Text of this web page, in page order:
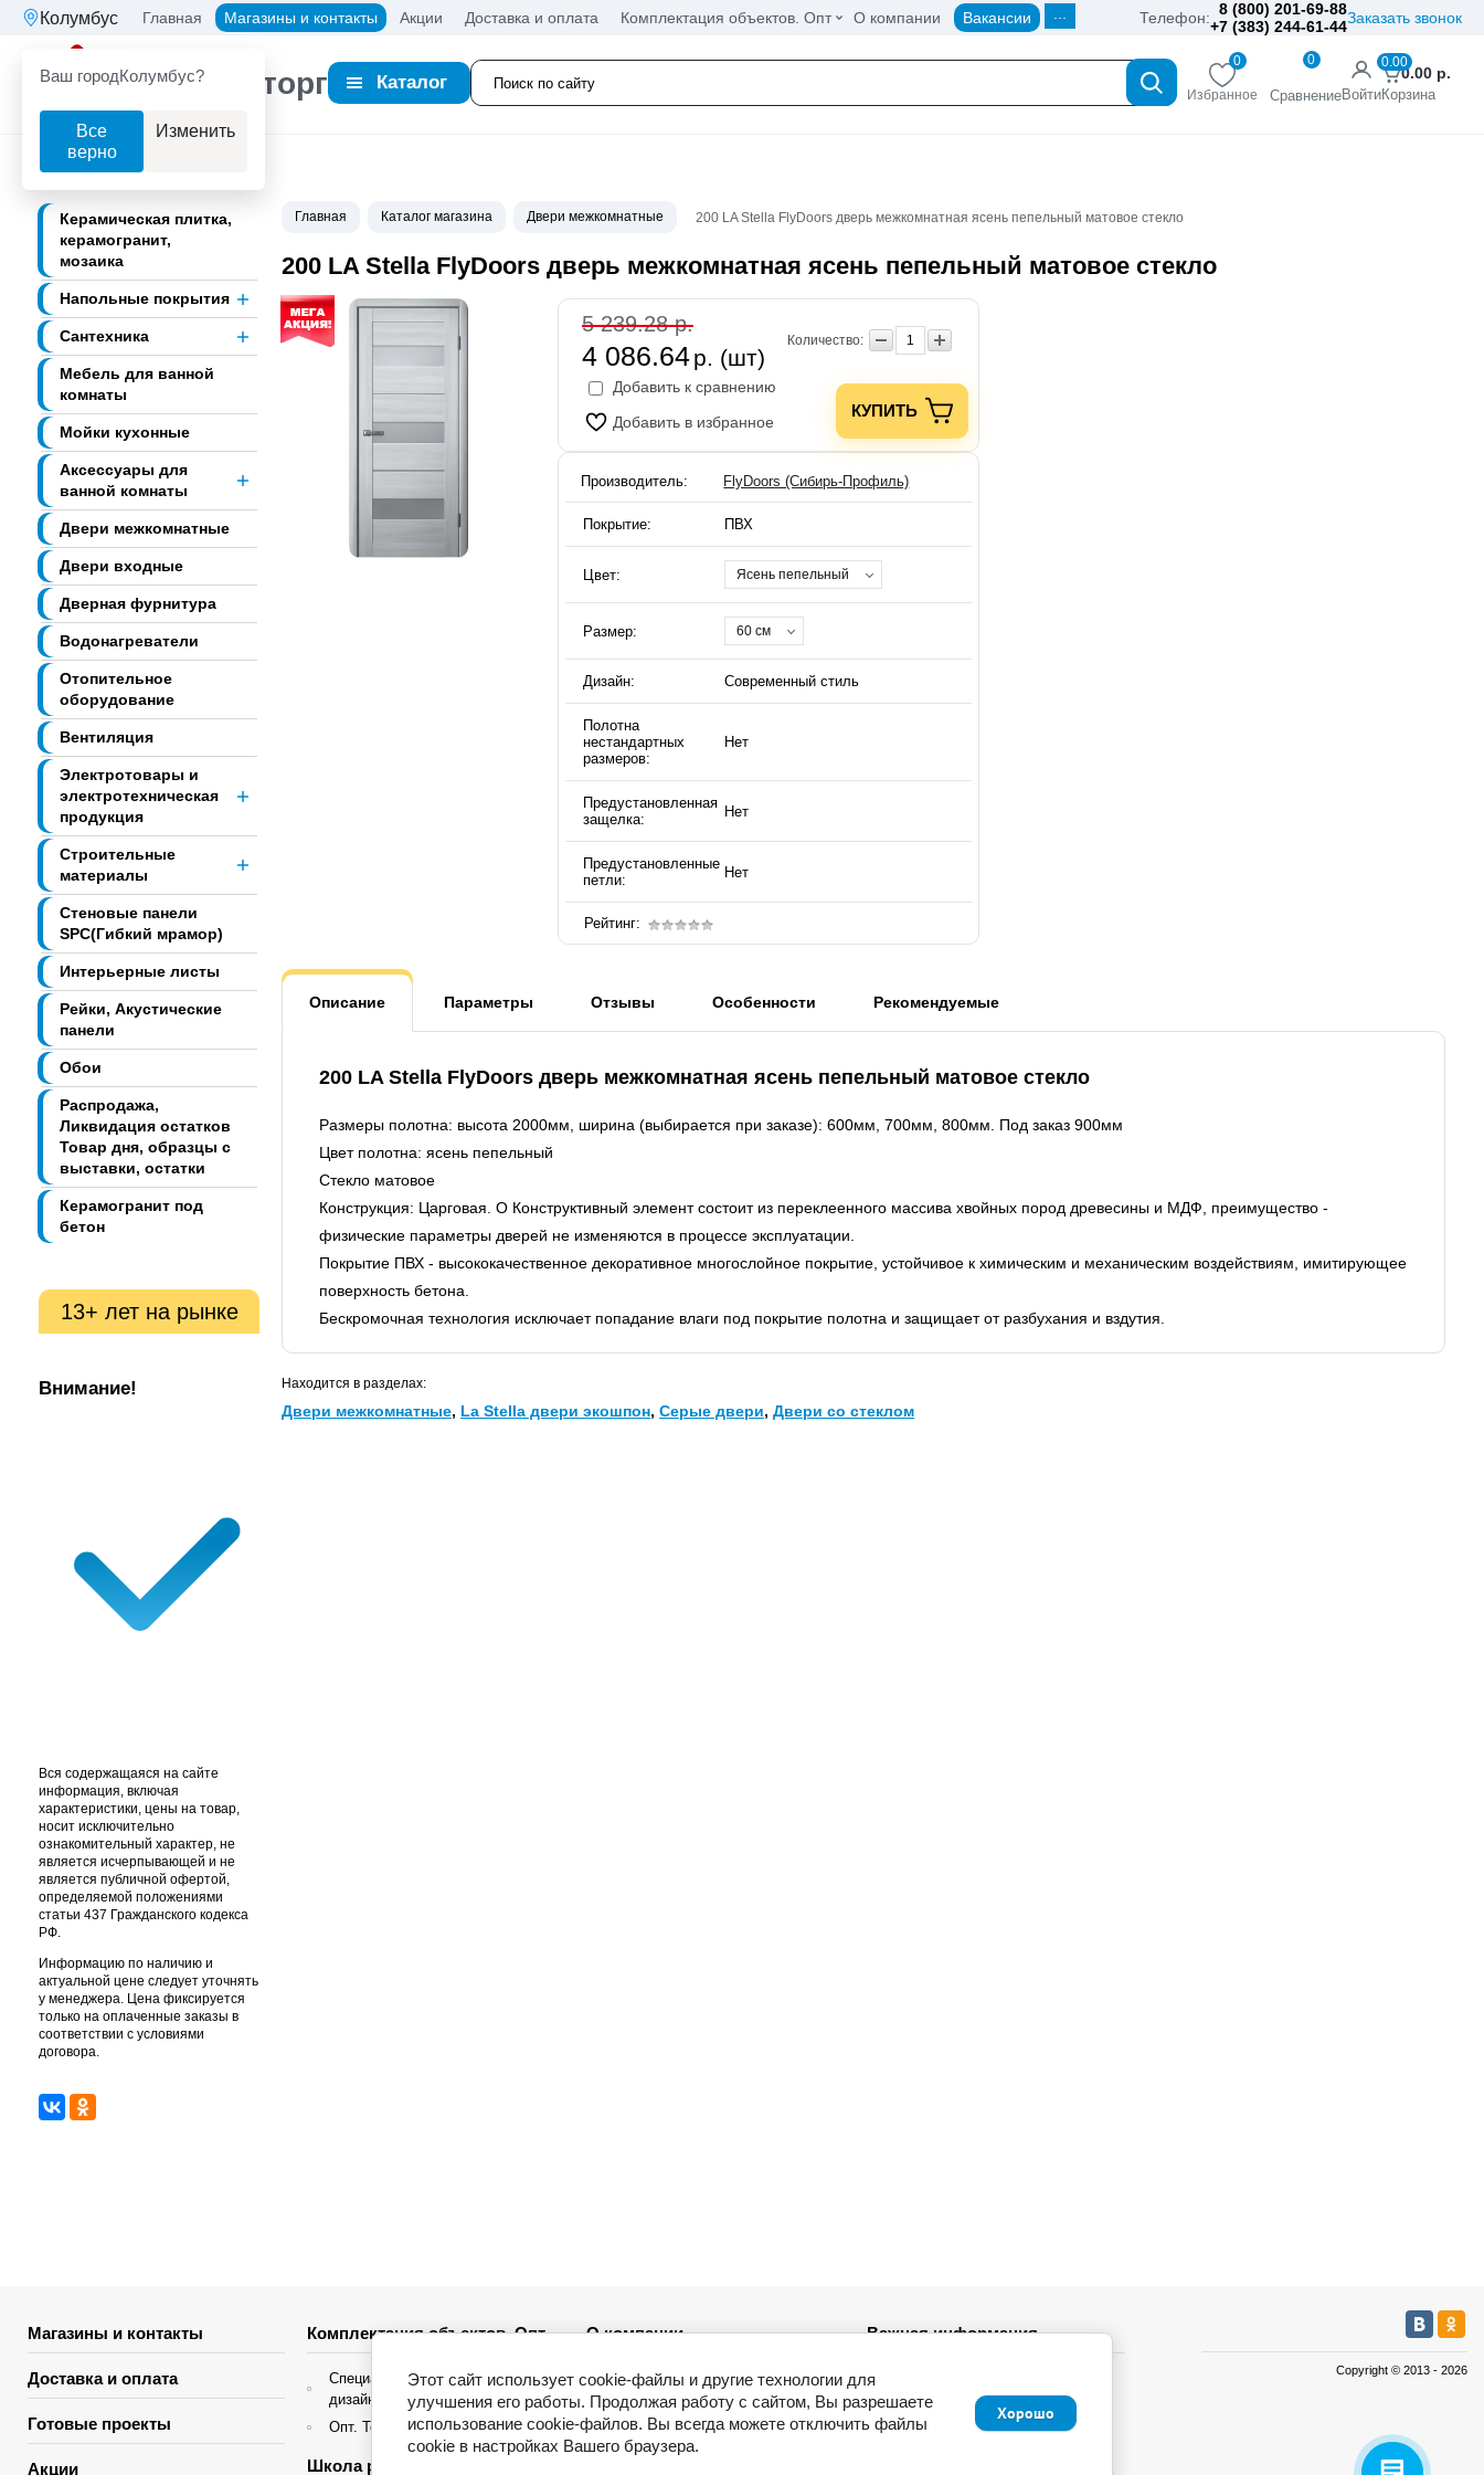
Колумбус
Ваш городКолумбус?
Все
верно
Изменить
Главная Магазины и контакты Акции Доставка и оплата Комплектация объектов. Опт О компании Вакансии Телефон: 8 (800) 201-69-88
+7 (383) 244-61-44Заказать звонок
Партнерторг Каталог
0
Избранное Сравнение
0
Войти
0.00
0.00 р.
Корзина
Керамическая плитка,
керамогранит,
мозаика
Напольные покрытия
Сантехника
Мебель для ванной
комнаты
Мойки кухонные
Аксессуары для
ванной комнаты
Двери межкомнатные
Двери входные
Дверная фурнитура
Водонагреватели
Отопительное
оборудование
Вентиляция
Электротовары и
электротехническая
продукция
Строительные
материалы
Стеновые панели
SPC(Гибкий мрамор)
Интерьерные листы
Рейки, Акустические
панели
Обои
Распродажа,
Ликвидация остатков
Товар дня, образцы с
выставки, остатки
Керамогранит под
бетон
13+ лет на рынке
Внимание!
Вся содержащаяся на сайте
информация, включая
характеристики, цены на товар,
носит исключительно
ознакомительный характер, не
является исчерпывающей и не
является публичной офертой,
определяемой положениями
статьи 437 Гражданского кодекса
РФ.
Информацию по наличию и
актуальной цене следует уточнять
у менеджера. Цена фиксируется
только на оплаченные заказы в
соответствии с условиями
договора.
Главная Каталог магазина Двери межкомнатные 200 LA Stella FlyDoors дверь межкомнатная ясень пепельный матовое стекло
200 LA Stella FlyDoors дверь межкомнатная ясень пепельный матовое стекло
5 239.28 р.
4 086.64р. (шт)
Количество:
Добавить к сравнению
Добавить в избранное
КУПИТЬ
Производитель: FlyDoors (Сибирь-Профиль)
Покрытие: ПВХ
Цвет: Ясень пепельный
Размер: 60 см
Дизайн: Современный стиль
Полотна
нестандартных
размеров:
Нет
Предустановленная
защелка:
Нет
Предустановленные
петли:
Нет
Рейтинг:
Описание Параметры Отзывы Особенности Рекомендуемые
200 LA Stella FlyDoors дверь межкомнатная ясень пепельный матовое стекло
Размеры полотна: высота 2000мм, ширина (выбирается при заказе): 600мм, 700мм, 800мм. Под заказ 900мм
Цвет полотна: ясень пепельный
Стекло матовое
Конструкция: Царговая. О Конструктивный элемент состоит из переклеенного массива хвойных пород древесины и МДФ, преимущество -
физические параметры дверей не изменяются в процессе эксплуатации.
Покрытие ПВХ - высококачественное декоративное многослойное покрытие, устойчивое к химическим и механическим воздействиям, имитирующее
поверхность бетона.
Бескромочная технология исключает попадание влаги под покрытие полотна и защищает от разбухания и вздутия.
Находится в разделах:
Двери межкомнатные, La Stella двери экошпон, Серые двери, Двери со стеклом
Магазины и контакты
Доставка и оплата
Готовые проекты
Акции
Комплектация объектов. Опт
Специальные условия для
дизайнеров интерьера
Опт. Торгующие организации
Школа ремонта
О компании
Новости
Отзывы о компании и услугах
Важная информация
Приемка товара
Гарантия
Copyright © 2013 - 2026
Этот сайт использует cookie-файлы и другие технологии для
улучшения его работы. Продолжая работу с сайтом, Вы разрешаете
использование cookie-файлов. Вы всегда можете отключить файлы
cookie в настройках Вашего браузера.
Хорошо